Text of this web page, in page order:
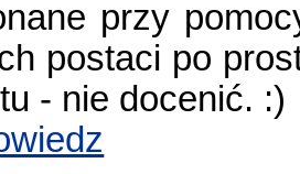
przy
postaci po
- nie docenić. :)